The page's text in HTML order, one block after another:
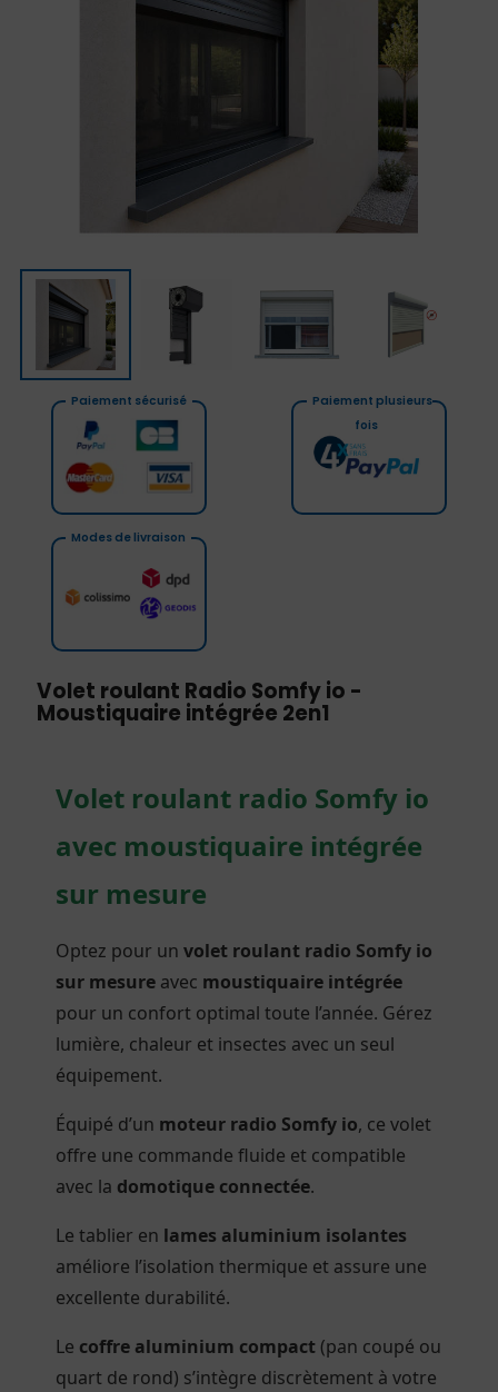
Paiement sécurisé
Paiement plusieurs
fois
Modes de livraison
Volet roulant Radio Somfy io -
Moustiquaire intégrée 2en1
Volet roulant radio Somfy io
avec moustiquaire intégrée
sur mesure
Optez pour un volet roulant radio Somfy io
sur mesureavec moustiquaire intégrée
pour un confort optimal toute l’année. Gérez
lumière, chaleur et insectes avec un seul
équipement.
Équipé d’un moteur radio Somfy io, ce volet
offre une commande fluide et compatible
avec la domotique connectée.
Le tablier en lames aluminium isolantes
améliore l’isolation thermique et assure une
excellente durabilité.
Le coffre aluminium compact(pan coupé ou
quart de rond) s’intègre discrètement à votre